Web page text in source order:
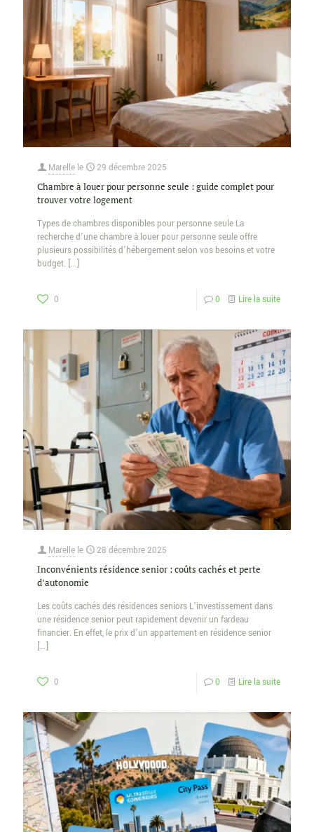
Marelle le 29 décembre 2025
Chambre à louer pour personne seule : guide complet pour
trouver votre logement
Types de chambres disponibles pour personne seule La
recherche d’une chambre à louer pour personne seule offre
plusieurs possibilités d’hébergement selon vos besoins et votre
budget. […]
0 0 Lire la suite
Marelle le 28 décembre 2025
Inconvénients résidence senior : coûts cachés et perte
d’autonomie
Les coûts cachés des résidences seniors L’investissement dans
une résidence senior peut rapidement devenir un fardeau
financier. En effet, le prix d’un appartement en résidence senior
[…]
0 0 Lire la suite